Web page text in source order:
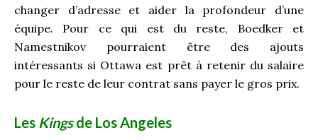
changer d’adresse et aider la profondeur d’une
équipe. Pour ce qui est du reste, Boedker et
Namestnikov pourraient être des ajouts
intéressants si Ottawa est prêt à retenir du salaire
pour le reste de leur contrat sans payer le gros prix.
Les Kingsde Los Angeles